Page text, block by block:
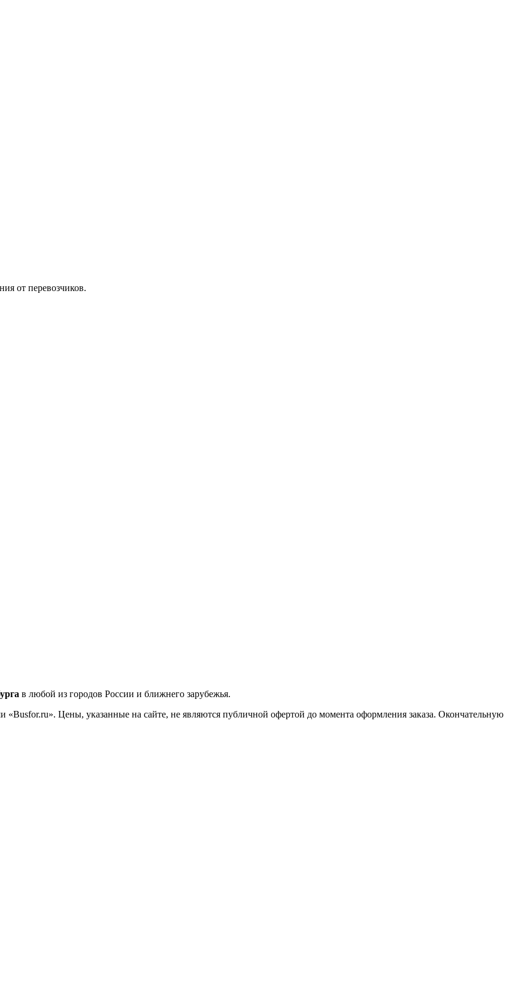
от перевозчиков.
в любой из городов России и ближнего зарубежья.
«Busfor.ru». Цены, указанные на сайте, не являются публичной офертой до момента оформления заказа. Окончательную